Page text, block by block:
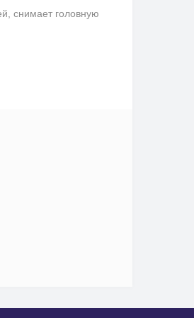
снимает головную